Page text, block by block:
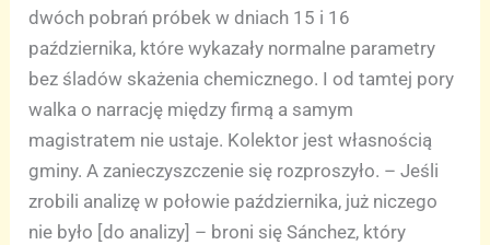
dwóch pobrań próbek w dniach 15 i 16
października, które wykazały normalne parametry
bez śladów skażenia chemicznego. I od tamtej pory
walka o narrację między firmą a samym
magistratem nie ustaje. Kolektor jest własnością
gminy. A zanieczyszczenie się rozproszyło. – Jeśli
zrobili analizę w połowie października, już niczego
nie było [do analizy] – broni się Sánchez, który